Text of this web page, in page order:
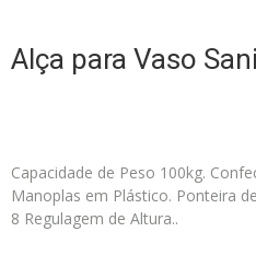
Alça para Vaso
Capacidade de Peso 100kg.
Manoplas em Plástico. Ponteira
8 Regulagem de Altura..